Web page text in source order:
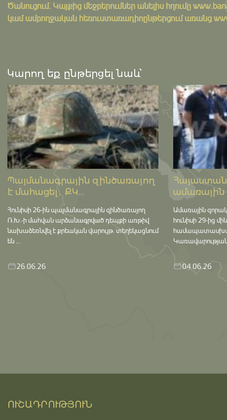
Ծանուցում․ Կայքից մեջբերումներ անելիս հղումը
կամ ամբողջական հեռուստառադիոընթերցում առանց
Կարող եք ընթերցել նաև՝
Պայմանագրային զինծառայող
է մահացել․ ՔԿ...
Հունիսի 26-ին պայմանագրային զինծառայող
Ռ.Խ.-ի մահվան արձանագրված դեպքի առթիվ
նախաձեռնվել է քրեական վարույթ․ տեղեկացնում
են ...
26.06.26
ամառային
Ամառային
հունիսի 29-ից
համապատասխան
Կառավարության
04.06.26
ՈՒՇԱԴՐՈՒԹՅՈՒՆ